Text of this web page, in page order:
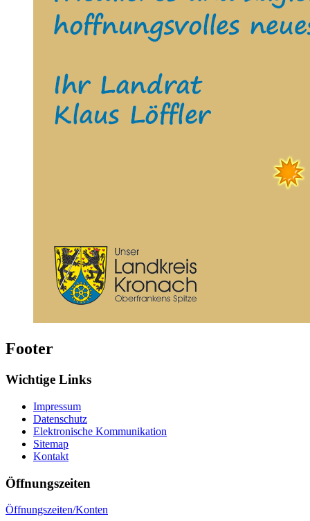
Footer
Wichtige Links
Impressum
Datenschutz
Elektronische Kommunikation
Sitemap
Kontakt
Öffnungszeiten
Öffnungszeiten/Konten